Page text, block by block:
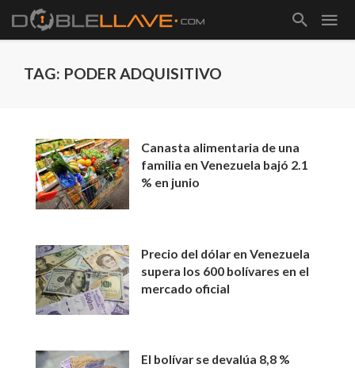
TAG: PODER ADQUISITIVO
Canasta alimentaria de una
familia en Venezuela bajó 2.1
% en junio
Precio del dólar en Venezuela
supera los 600 bolívares en el
mercado oficial
El bolívar se devalúa 8,8 %